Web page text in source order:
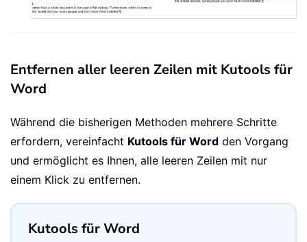
Entfernen aller leeren Zeilen mit Kutools für
Word
Während die bisherigen Methoden mehrere Schritte
erfordern, vereinfacht Kutools für Word den Vorgang
und ermöglicht es Ihnen, alle leeren Zeilen mit nur
einem Klick zu entfernen.
Kutools für Word